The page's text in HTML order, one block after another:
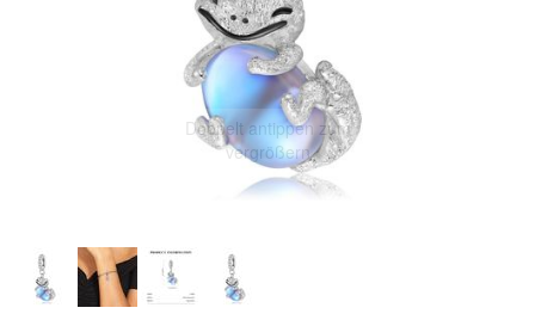
Doppelt antippen zum
vergrößern